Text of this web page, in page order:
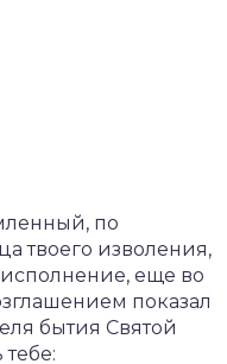
по
твоего изволения,
еще во
показал
бытия Святой